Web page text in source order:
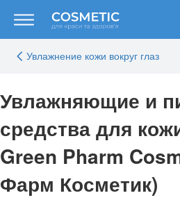
Увлажнение кожи вокруг глаз
Увлажняющие и
средства для
Green Pharm
Фарм Косметик)